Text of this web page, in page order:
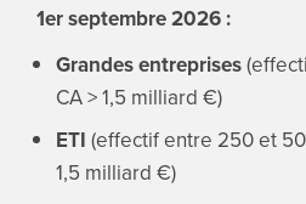
1er septembre 2026 :
Grandes entreprises
CA > 1,5 milliard €)
ETI (effectif entre 250 et
1,5 milliard €)